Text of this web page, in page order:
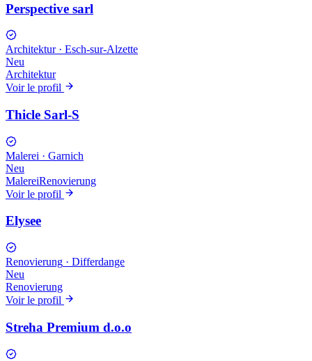
Perspective sarl
Architektur · Esch-sur-Alzette
Neu
Architektur
Voir le profil
Thicle Sarl-S
Malerei · Garnich
Neu
MalereiRenovierung
Voir le profil
Elysee
Renovierung · Differdange
Neu
Renovierung
Voir le profil
Streha Premium d.o.o